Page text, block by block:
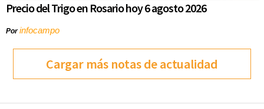
Precio del Trigo en Rosario hoy 6 agosto 2026
Porinfocampo
Cargar más notas de actualidad